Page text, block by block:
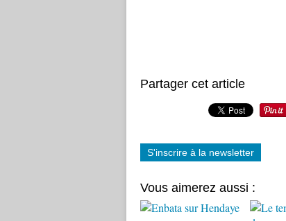
Partager cet article
S'inscrire à la newsletter
Vous aimerez aussi :